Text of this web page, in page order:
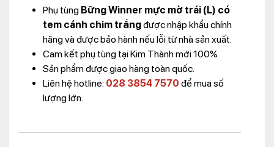
Phụ tùng Bững Winner mực mờ trái (L) có
tem cánh chim trắngđược nhập khẩu chính
hãng và được bảo hành nếu lỗi từ nhà sản xuất.
Cam kết phụ tùng tại Kim Thành mới 100%
Sản phẩm được giao hàng toàn quốc.
Liên hệ hotline: 028 3854 7570 để mua số
lượng lớn.